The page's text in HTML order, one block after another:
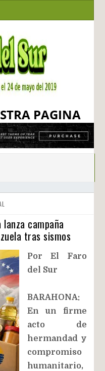
PAGINA
campaña
tras sismos
Por El Faro
del Sur
BARAHONA:
En un firme
acto de
hermandad y
compromiso
humanitario,